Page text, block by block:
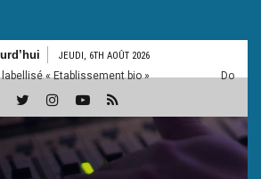
JEUDI, 6TH AOÛT 2026
« Etablissement bio » Dordogne: La